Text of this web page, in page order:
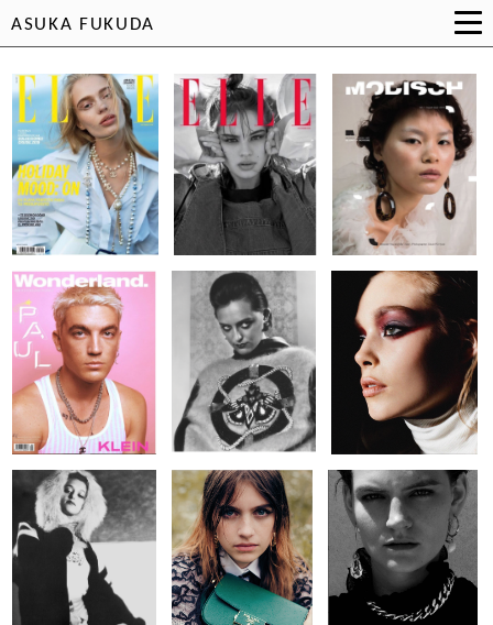
ASUKA FUKUDA